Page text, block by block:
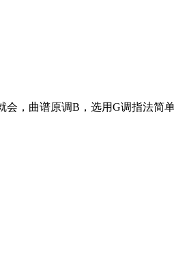
，曲谱原调B，选用G调指法